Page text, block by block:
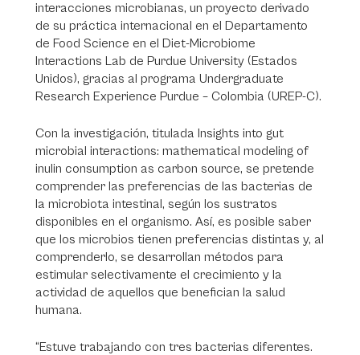
interacciones microbianas, un proyecto derivado
de su práctica internacional en el Departamento
de Food Science en el Diet-Microbiome
Interactions Lab de Purdue University (Estados
Unidos), gracias al programa Undergraduate
Research Experience Purdue – Colombia (UREP-C).
Con la investigación, titulada Insights into gut
microbial interactions: mathematical modeling of
inulin consumption as carbon source, se pretende
comprender las preferencias de las bacterias de
la microbiota intestinal, según los sustratos
disponibles en el organismo. Así, es posible saber
que los microbios tienen preferencias distintas y, al
comprenderlo, se desarrollan métodos para
estimular selectivamente el crecimiento y la
actividad de aquellos que benefician la salud
humana.
“Estuve trabajando con tres bacterias diferentes.